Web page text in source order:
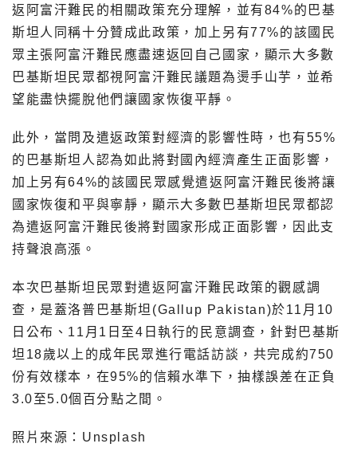
返阿富汗難民的相關政策充分理解，並有84%的巴基
斯坦人同稱十分贊成此政策，加上另有77%的該國民
眾主張阿富汗難民應盡速返回自己國家，顯示大多數
巴基斯坦民眾都視阿富汗難民議題為燙手山芋，並希
望能盡快擺脫他們讓國家恢復平靜。
此外，當問及遣返政策對經濟的影響性時，也有55%
的巴基斯坦人認為如此將對國內經濟產生正面影響，
加上另有64%的該國民眾感覺遣返阿富汗難民後將讓
國家恢復和平與寧靜，顯示大多數巴基斯坦民眾都認
為遣返阿富汗難民後將對國家形成正面影響，因此支
持聲浪高漲。
本次巴基斯坦民眾對遣返阿富汗難民政策的觀感調
查，是蓋洛普巴基斯坦(Gallup Pakistan)於11月10
日公布、11月1日至4日執行的民意調查，針對巴基斯
坦18歲以上的成年民眾進行電話訪談，共完成約750
份有效樣本，在95%的信賴水準下，抽樣誤差在正負
3.0至5.0個百分點之間。
照片來源：Unsplash